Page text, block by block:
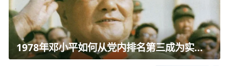
1978年邓小平如何从党内排名第三成为实际核心？